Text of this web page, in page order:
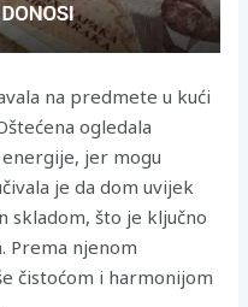
na predmete u kući
ogledala
jer mogu
je da dom uvijek
skladom, što je ključno
Prema njenom
čistoćom i harmonijom